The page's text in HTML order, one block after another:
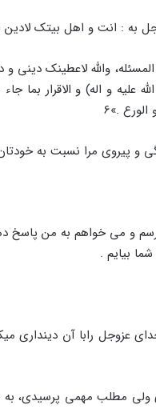
به : انت و اهل بیتک لادین
والله لاعطینک دینی و
علیه و اله) و الاقرار بما جاء
الورع .»6
و پیروی مرا نسبت به
و می خواهم به من پاسخ
بیایم .
رابا آن دینداری
مطلب مهمی پرسیدی، به